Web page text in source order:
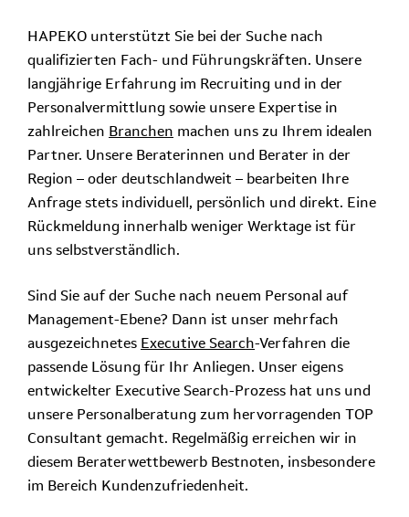
HAPEKO unterstützt Sie bei der Suche nach
qualifizierten Fach- und Führungskräften. Unsere
langjährige Erfahrung im Recruiting und in der
Personalvermittlung sowie unsere Expertise in
zahlreichen Branchen machen uns zu Ihrem idealen
Partner. Unsere Beraterinnen und Berater in der
Region – oder deutschlandweit – bearbeiten Ihre
Anfrage stets individuell, persönlich und direkt. Eine
Rückmeldung innerhalb weniger Werktage ist für
uns selbstverständlich.
Sind Sie auf der Suche nach neuem Personal auf
Management-Ebene? Dann ist unser mehrfach
ausgezeichnetes Executive Search-Verfahren die
passende Lösung für Ihr Anliegen. Unser eigens
entwickelter Executive Search-Prozess hat uns und
unsere Personalberatung zum hervorragenden TOP
Consultant gemacht. Regelmäßig erreichen wir in
diesem Beraterwettbewerb Bestnoten, insbesondere
im Bereich Kundenzufriedenheit.